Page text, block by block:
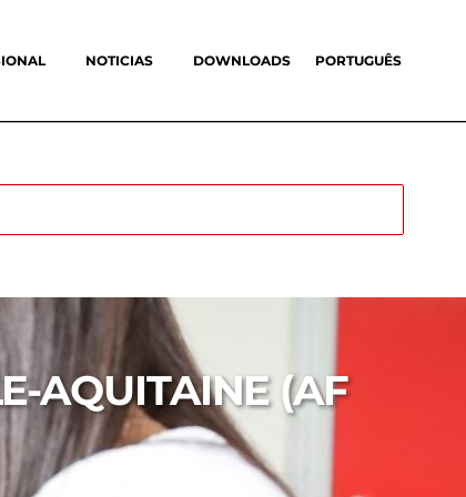
NOTICIAS DOWNLOADS PORTUGUÊS
AQUITAINE (AF